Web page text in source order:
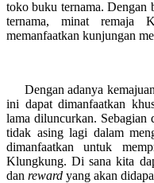
toko buku ternama. Dengan
ternama, minat remaja
memanfaatkan kunjungan
Dengan adanya
ini dapat dimanfaatkan
lama diluncurkan. Sebagian
tidak asing lagi dalam
dimanfaatkan untuk
Klungkung. Di sana kita
dan reward yang akan